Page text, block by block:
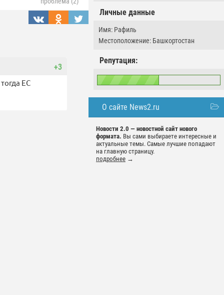
Личные данные
Имя: Рафиль
Местоположение: Башкортостан
Репутация:
О сайте News2.ru
Новости 2.0 — новостной сайт нового
формата. Вы сами выбираете интересные и
актуальные темы. Самые лучшие попадают
на главную страницу.
подробнее →
+3
ЕС